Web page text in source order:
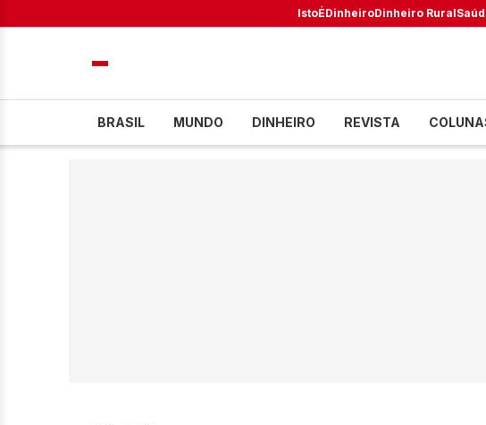
IstoÉDinheiroDinheiro Rural
BRASIL MUNDO DINHEIRO REVISTA